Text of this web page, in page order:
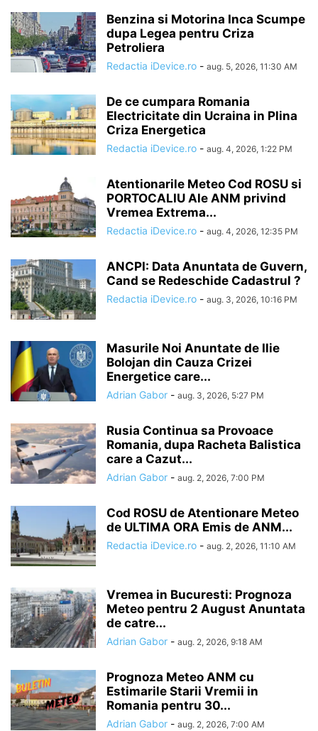
Benzina si Motorina Inca Scumpe
dupa Legea pentru Criza
Petroliera
Redactia iDevice.ro - aug. 5, 2026, 11:30 AM
De ce cumpara Romania
Electricitate din Ucraina in Plina
Criza Energetica
Redactia iDevice.ro - aug. 4, 2026, 1:22 PM
Atentionarile Meteo Cod ROSU si
PORTOCALIU Ale ANM privind
Vremea Extrema...
Redactia iDevice.ro - aug. 4, 2026, 12:35 PM
ANCPI: Data Anuntata de Guvern,
Cand se Redeschide Cadastrul ?
Redactia iDevice.ro - aug. 3, 2026, 10:16 PM
Masurile Noi Anuntate de Ilie
Bolojan din Cauza Crizei
Energetice care...
Adrian Gabor - aug. 3, 2026, 5:27 PM
Rusia Continua sa Provoace
Romania, dupa Racheta Balistica
care a Cazut...
Adrian Gabor - aug. 2, 2026, 7:00 PM
Cod ROSU de Atentionare Meteo
de ULTIMA ORA Emis de ANM...
Redactia iDevice.ro - aug. 2, 2026, 11:10 AM
Vremea in Bucuresti: Prognoza
Meteo pentru 2 August Anuntata
de catre...
Adrian Gabor - aug. 2, 2026, 9:18 AM
Prognoza Meteo ANM cu
Estimarile Starii Vremii in
Romania pentru 30...
Adrian Gabor - aug. 2, 2026, 7:00 AM